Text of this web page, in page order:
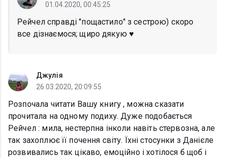
01.04.2020, 00:45:25
Рейчел справді "пощастило" з сестрою) скоро
все дізнаємося; щиро дякую ♥️
Джулія
26.03.2020, 20:09:55
Розпочала читати Вашу книгу , можна сказати
прочитала на одному подиху. Дуже подобається
Рейчел : мила, нестерпна інколи навіть стервозна, але
так захоплює її почення світу. Їхні стосунки з Данієле
розвивались так цікаво, емоційно і хотілося б щоб і